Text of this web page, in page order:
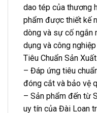
dao tép của thương
phẩm được thiết kế
dòng và sự cố ngắn
dụng và công nghiệp
Tiêu Chuẩn Sản Xuất
– Đáp ứng tiêu
đóng cắt và bảo vệ
– Sản phẩm đến từ
uy tín của Đài Loan